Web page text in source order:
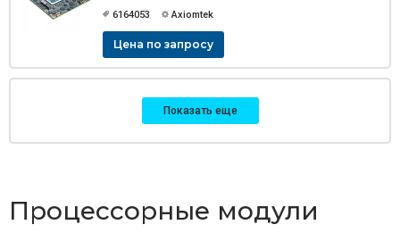
6164053 Axiomtek
Цена по запросу
Показать еще
Процессорные модули